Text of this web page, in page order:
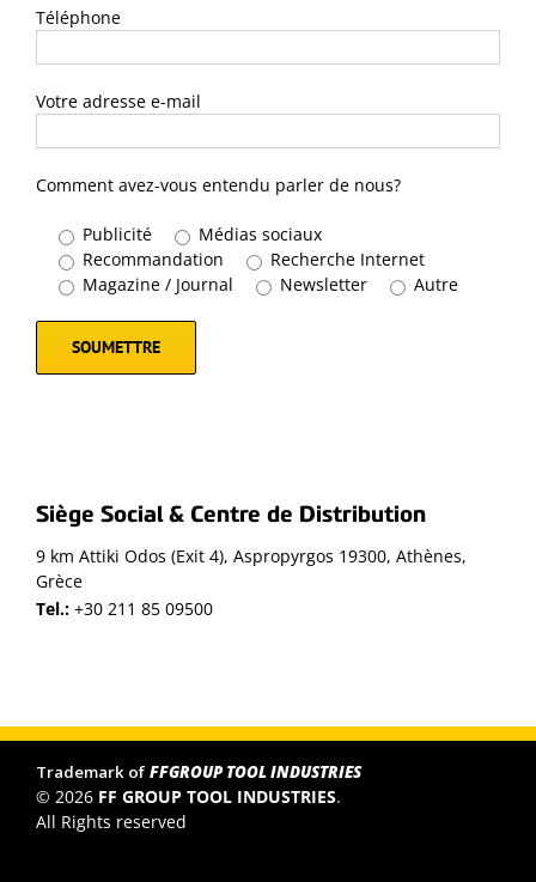
Téléphone
Votre adresse e-mail
Comment avez-vous entendu parler de nous?
Publicité
Médias sociaux
Recommandation
Recherche Internet
Magazine / Journal
Newsletter Autre
Siège Social & Centre de Distribution
9 km Attiki Odos (Exit 4), Aspropyrgos 19300, Athènes,
Grèce
Tel.: +30 211 85 09500
Trademark of FFGROUP TOOL INDUSTRIES
© 2026 FF GROUP TOOL INDUSTRIES.
All Rights reserved